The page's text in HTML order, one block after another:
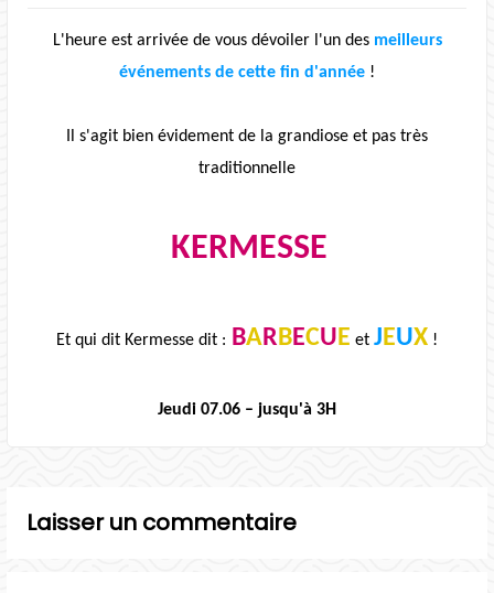
L'heure est arrivée de vous dévoiler l'un des meilleurs
événements de cette fin d'année !
Il s'agit bien évidement de la grandiose et pas très
traditionnelle
KERMESSE
Et qui dit Kermesse dit : BARBECUE et JEUX !
Jeudi 07.06 – jusqu'à 3H
Laisser un commentaire